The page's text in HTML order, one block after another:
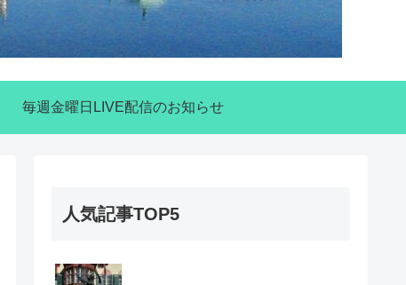
毎週金曜日LIVE配信のお知らせ
人気記事TOP5